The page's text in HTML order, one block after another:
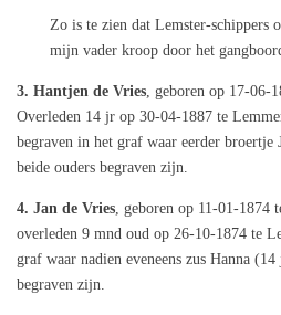
Zo is te zien dat Lemster-schippers
mijn vader kroop door het
3. Hantjen de Vries , geboren op 17-06-
Overleden 14 jr op 30-04-1887 te
begraven in het graf waar eerder broertje
beide ouders begraven zijn.
4. Jan de Vries , geboren op 11-01-
overleden 9 mnd oud op 26-10-1874 te
graf waar nadien eveneens zus Hanna
begraven zijn.